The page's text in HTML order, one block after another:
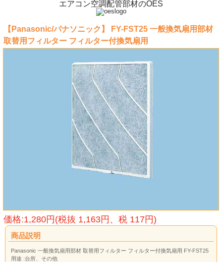
エアコン空調配管部材のOES
【Panasonic/パナソニック】 FY-FST25 一般換気扇用部材
取替用フィルター フィルター付換気扇用
価格:1,280円(税抜 1,163円、税 117円)
商品説明
Panasonic 一般換気扇用部材 取替用フィルター フィルター付換気扇用 FY-FST25
用途 :台所、その他